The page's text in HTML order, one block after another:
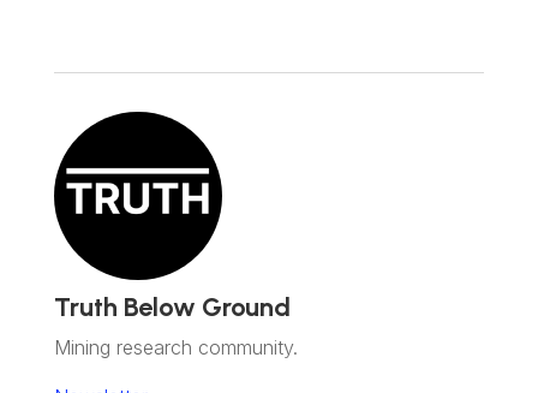
Truth Below Ground
Mining research community.